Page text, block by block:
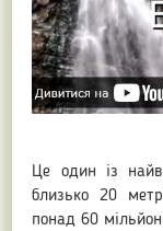
Це один із
близько 20
понад 60